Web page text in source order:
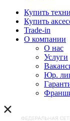
Купить
Купить
Trade-in
О компании
О нас
Услуги
Юр.